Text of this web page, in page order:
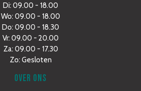
Di: 09.00 - 18.00
Wo: 09.00 - 18.00
Do: 09.00 - 18.30
Vr: 09.00 - 20.00
Za: 09.00 - 17.30
Zo: Gesloten
OVER ONS